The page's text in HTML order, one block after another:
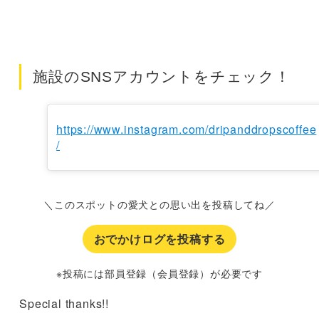
施設のSNSアカウントをチェック！
https://www.instagram.com/dripanddropscoffee
/
＼このスポットの愛犬との思い出を投稿してね／
おでかけログを投稿する
※投稿には部員登録（会員登録）が必要です
Special thanks!!